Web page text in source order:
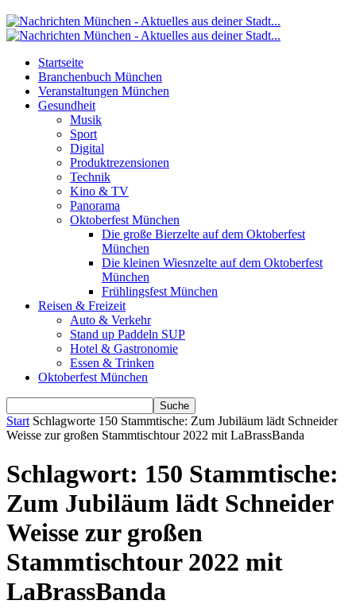
Startseite
Branchenbuch München
Veranstaltungen München
Gesundheit
Musik
Sport
Digital
Produktrezensionen
Technik
Kino & TV
Panorama
Oktoberfest München
Die große Bierzelte auf dem Oktoberfest
München
Die kleinen Wiesnzelte auf dem Oktoberfest
München
Frühlingsfest München
Reisen & Freizeit
Auto & Verkehr
Stand up Paddeln SUP
Hotel & Gastronomie
Essen & Trinken
Oktoberfest München
Start Schlagworte 150 Stammtische: Zum Jubiläum lädt Schneider
Weisse zur großen Stammtischtour 2022 mit LaBrassBanda
Schlagwort: 150 Stammtische:
Zum Jubiläum lädt Schneider
Weisse zur großen
Stammtischtour 2022 mit
LaBrassBanda